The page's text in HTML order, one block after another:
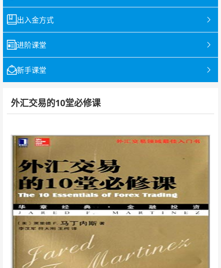
出入金方式
进阶课堂
新手课堂
外汇交易的10堂必修课